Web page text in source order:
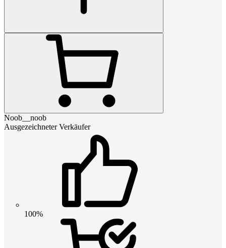
Noob__noob
Ausgezeichneter Verkäufer
100%